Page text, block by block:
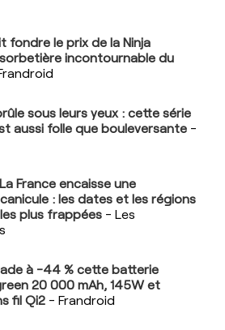
fondre le prix de la Ninja
sorbetière incontournable du
sous leurs yeux : cette série
aussi folle que bouleversante -
France encaisse une
: les dates et les régions
plus frappées - Les
à -44 % cette batterie
20 000 mAh, 145W et
fil Qi2 - Frandroid